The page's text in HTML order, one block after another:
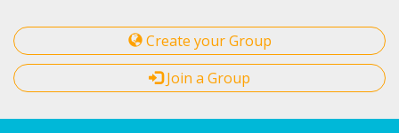
Create your Group
Join a Group